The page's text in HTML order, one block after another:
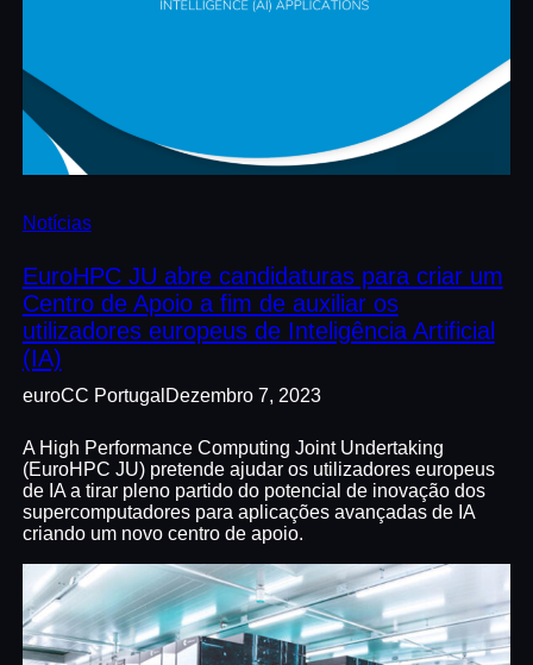
Notícias
EuroHPC JU abre candidaturas para criar um
Centro de Apoio a fim de auxiliar os
utilizadores europeus de Inteligência Artificial
(IA)
euroCC Portugal Dezembro 7, 2023
A High Performance Computing Joint Undertaking
(EuroHPC JU) pretende ajudar os utilizadores europeus
de IA a tirar pleno partido do potencial de inovação dos
supercomputadores para aplicações avançadas de IA
criando um novo centro de apoio.